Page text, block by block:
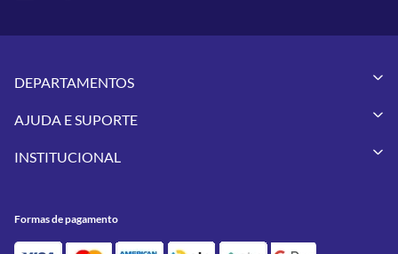
DEPARTAMENTOS
Vestuários
Pneus
Utilidades
AJUDA E SUPORTE
Meus Pedidos
INSTITUCIONAL
Contato
Formas de pagamento